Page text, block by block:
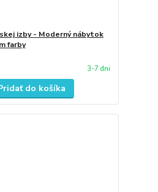
izby - Moderný nábytok
farby
3-7 dni
do košíka